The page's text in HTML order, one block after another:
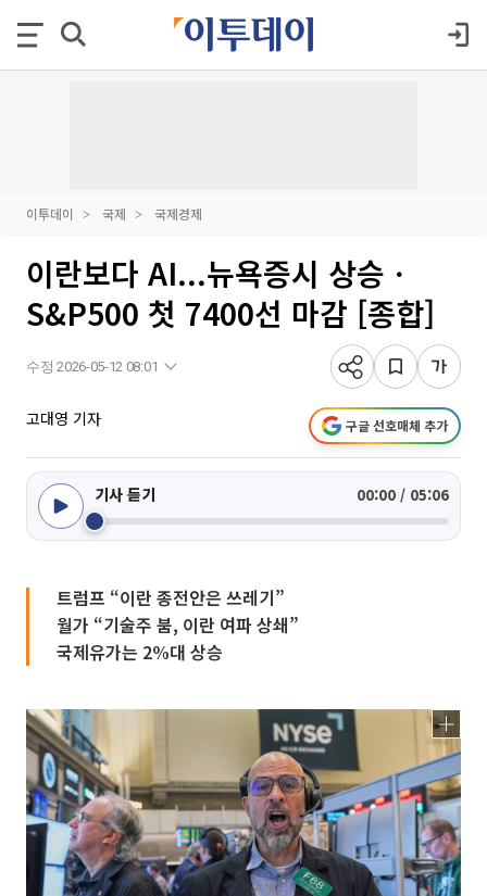
이투데이 국제 국제경제
이란보다 AI...뉴욕증시 상승ㆍ
S&P500 첫 7400선 마감 [종합]
수정 2026-05-12 08:01
고대영 기자 구글 선호매체 추가
기사 듣기 00:00 / 05:06
트럼프 “이란 종전안은 쓰레기”
월가 “기술주 붐, 이란 여파 상쇄”
국제유가는 2%대 상승